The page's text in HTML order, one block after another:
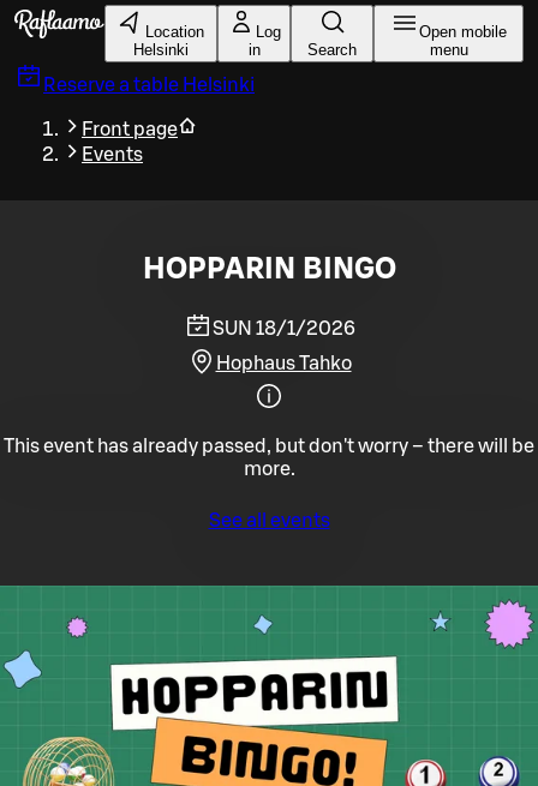
Skip to main content
Location
Helsinki
Log
in
Search
Open mobile
menu
Reserve a table Helsinki
Front page
Events
HOPPARIN BINGO
SUN 18/1/2026
Hophaus Tahko
This event has already passed, but don't worry – there will be
more.
See all events